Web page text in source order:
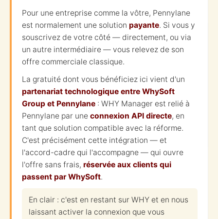
Pour une entreprise comme la vôtre, Pennylane
est normalement une solution payante. Si vous y
souscrivez de votre côté — directement, ou via
un autre intermédiaire — vous relevez de son
offre commerciale classique.
La gratuité dont vous bénéficiez ici vient d'un
partenariat technologique entre WhySoft
Group et Pennylane: WHY Manager est relié à
Pennylane par une connexion API directe, en
tant que solution compatible avec la réforme.
C'est précisément cette intégration — et
l'accord-cadre qui l'accompagne — qui ouvre
l'offre sans frais, réservée aux clients qui
passent par WhySoft.
En clair : c'est en restant sur WHY et en nous
laissant activer la connexion que vous